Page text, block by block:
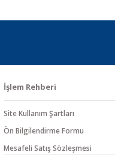
İşlem Rehberi
Site Kullanım Şartları
Ön Bilgilendirme Formu
Mesafeli Satış Sözleşmesi